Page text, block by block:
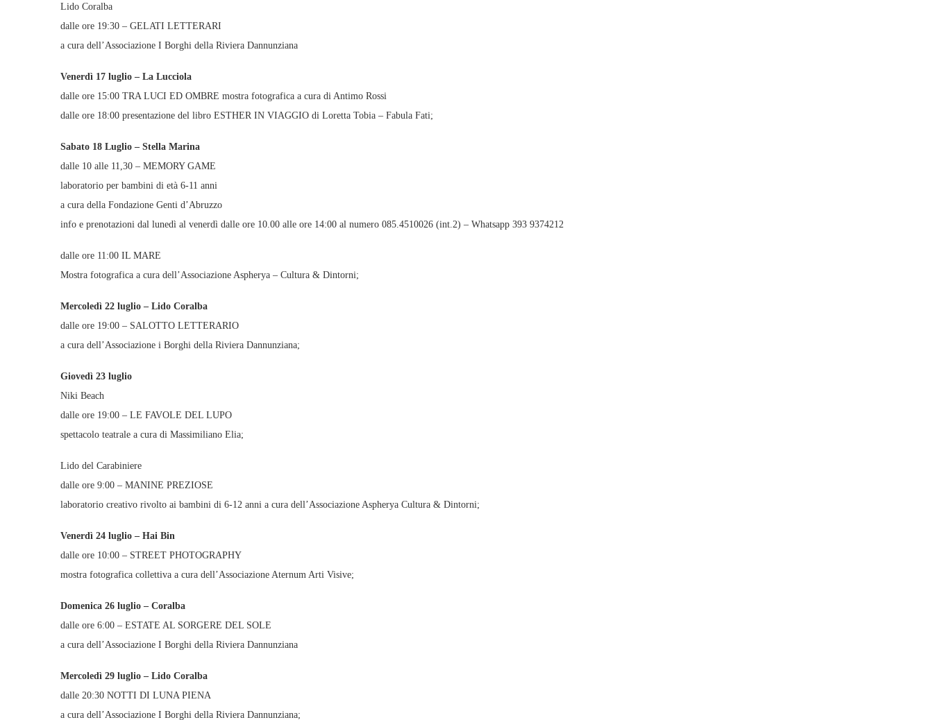
Lido Coralba
dalle ore 19:30 – GELATI LETTERARI
a cura dell’Associazione I Borghi della Riviera Dannunziana
Venerdì 17 luglio – La Lucciola
dalle ore 15:00 TRA LUCI ED OMBRE mostra fotografica a cura di Antimo Rossi
dalle ore 18:00 presentazione del libro ESTHER IN VIAGGIO di Loretta Tobia – Fabula Fati;
Sabato 18 Luglio – Stella Marina
dalle 10 alle 11,30 – MEMORY GAME
laboratorio per bambini di età 6-11 anni
a cura della Fondazione Genti d’Abruzzo
info e prenotazioni dal lunedì al venerdì dalle ore 10.00 alle ore 14:00 al numero 085.4510026 (int.2) – Whatsapp 393 9374212
dalle ore 11:00 IL MARE
Mostra fotografica a cura dell’Associazione Aspherya – Cultura & Dintorni;
Mercoledì 22 luglio – Lido Coralba
dalle ore 19:00 – SALOTTO LETTERARIO
a cura dell’Associazione i Borghi della Riviera Dannunziana;
Giovedì 23 luglio
Niki Beach
dalle ore 19:00 – LE FAVOLE DEL LUPO
spettacolo teatrale a cura di Massimiliano Elia;
Lido del Carabiniere
dalle ore 9:00 – MANINE PREZIOSE
laboratorio creativo rivolto ai bambini di 6-12 anni a cura dell’Associazione Aspherya Cultura & Dintorni;
Venerdì 24 luglio – Hai Bin
dalle ore 10:00 – STREET PHOTOGRAPHY
mostra fotografica collettiva a cura dell’Associazione Aternum Arti Visive;
Domenica 26 luglio – Coralba
dalle ore 6:00 – ESTATE AL SORGERE DEL SOLE
a cura dell’Associazione I Borghi della Riviera Dannunziana
Mercoledì 29 luglio – Lido Coralba
dalle 20:30 NOTTI DI LUNA PIENA
a cura dell’Associazione I Borghi della Riviera Dannunziana;